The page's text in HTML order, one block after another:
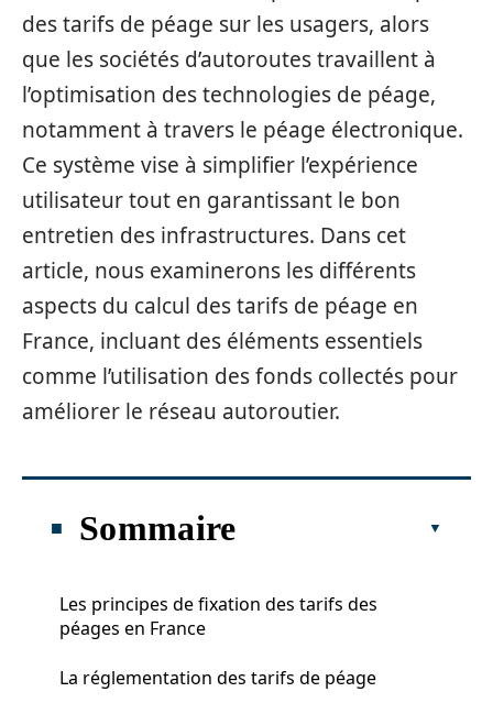
des tarifs de péage sur les usagers, alors
que les sociétés d’autoroutes travaillent à
l’optimisation des technologies de péage,
notamment à travers le péage électronique.
Ce système vise à simplifier l’expérience
utilisateur tout en garantissant le bon
entretien des infrastructures. Dans cet
article, nous examinerons les différents
aspects du calcul des tarifs de péage en
France, incluant des éléments essentiels
comme l’utilisation des fonds collectés pour
améliorer le réseau autoroutier.
Sommaire
Les principes de fixation des tarifs des
péages en France
La réglementation des tarifs de péage